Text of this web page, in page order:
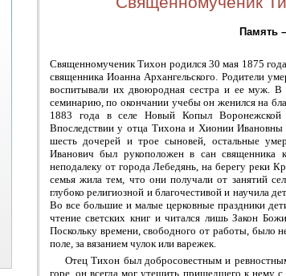
Память
Священномученик Тихон родился 30 мая 1875
священника Иоанна Архангельского. Родители
воспитывали их двоюродная сестра и ее муж.
семинарию, по окончании учебы он женился на
1883 года в селе Новый Копыл Воронежской
Впоследствии у отца Тихона и Хионии Ивановны
шесть дочерей и трое сыновей, остальные
Иванович был рукоположен в сан священника
неподалеку от города Лебедянь, на берегу реки
семья жила тем, что они получали от занятий
глубоко религиозной и благочестивой и научила
Во все большие и малые церковные праздники
чтение светских книг и читался лишь Закон
Поскольку времени, свободного от работы, было
поле, за вязанием чулок или варежек.
Отец Тихон был добросовестным и
горе, он всегда мог утешить пришедшего к нему